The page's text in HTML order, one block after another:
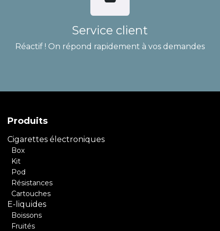
Service client
Réactif ! On répond rapidement à vos demandes
Produits
Cigarettes électroniques
Box
Kit
Pod
Résistances
Cartouches
E-liquides
Boissons
Fruités